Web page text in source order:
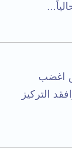
اغضب
التركيز